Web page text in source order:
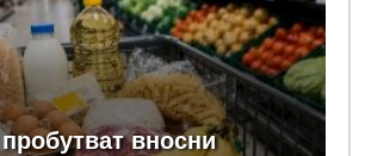
вносни